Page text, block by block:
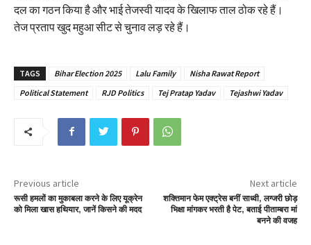
दल का गठन किया है और भाई तेजस्वी यादव के खिलाफ ताल ठोक रहे हैं।
तेज प्रताप खुद महुआ सीट से चुनाव लड़ रहे हैं।
TAGS Bihar Election 2025 Lalu Family
Nisha Rawat Report
Political Statement
RJD Politics Tej Pratap Yadav Tejashwi Yadav
Previous article
रूसी हमलों का मुकाबला करने के लिए यूक्रेन
को मिला खास हथियार, जानें किसने की मदद
Next article
शक्तिमान फेम एक्ट्रेस बनीं साध्वी, लग्जरी छोड़
भिक्षा मांगकर भरती है पेट, बताई पीताम्बरा मां
बनने की वजह